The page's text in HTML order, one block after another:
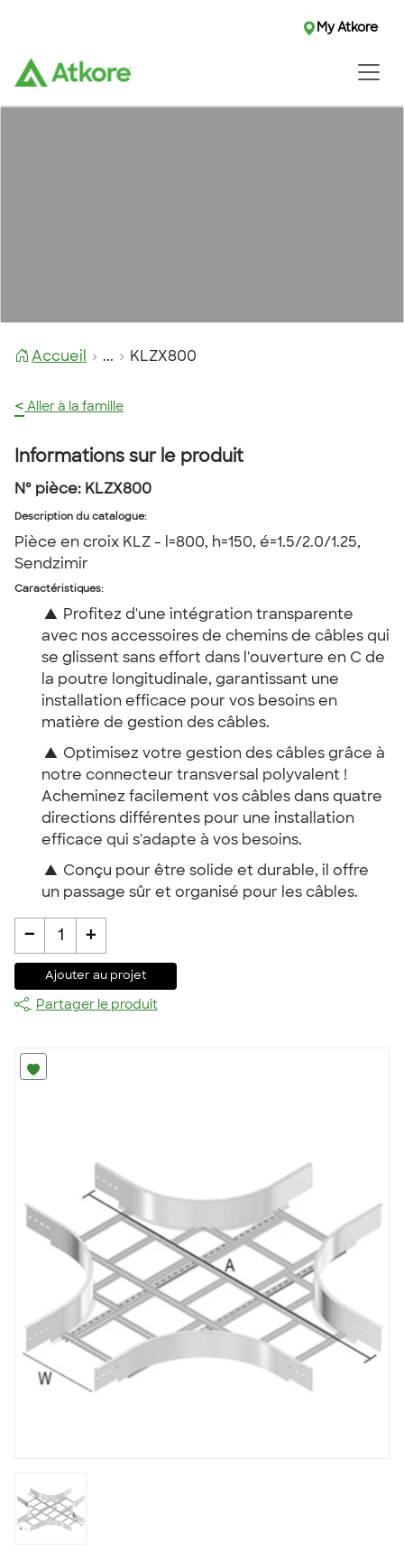
My Atkore
Accueil ... KLZX800
< Aller à la famille
Informations sur le produit
Nº pièce: KLZX800
Description du catalogue:
Pièce en croix KLZ - l=800, h=150, é=1.5/2.0/1.25,
Sendzimir
Caractéristiques:
▲ Profitez d'une intégration transparente
avec nos accessoires de chemins de câbles qui
se glissent sans effort dans l'ouverture en C de
la poutre longitudinale, garantissant une
installation efficace pour vos besoins en
matière de gestion des câbles.
▲ Optimisez votre gestion des câbles grâce à
notre connecteur transversal polyvalent !
Acheminez facilement vos câbles dans quatre
directions différentes pour une installation
efficace qui s'adapte à vos besoins.
▲ Conçu pour être solide et durable, il offre
un passage sûr et organisé pour les câbles.
- 1 +
Ajouter au projet
Partager le produit